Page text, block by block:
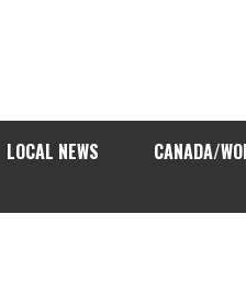
LOCAL NEWS CANADA/